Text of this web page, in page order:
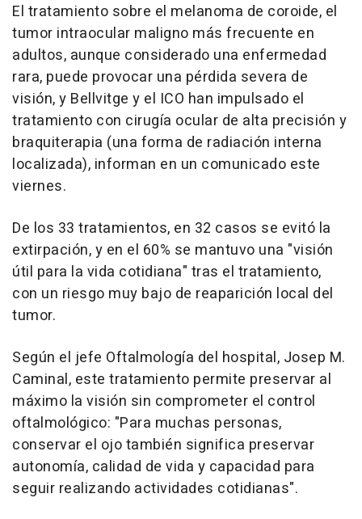
El tratamiento sobre el melanoma de coroide, el
tumor intraocular maligno más frecuente en
adultos, aunque considerado una enfermedad
rara, puede provocar una pérdida severa de
visión, y Bellvitge y el ICO han impulsado el
tratamiento con cirugía ocular de alta precisión y
braquiterapia (una forma de radiación interna
localizada), informan en un comunicado este
viernes.
De los 33 tratamientos, en 32 casos se evitó la
extirpación, y en el 60% se mantuvo una "visión
útil para la vida cotidiana" tras el tratamiento,
con un riesgo muy bajo de reaparición local del
tumor.
Según el jefe Oftalmología del hospital, Josep M.
Caminal, este tratamiento permite preservar al
máximo la visión sin comprometer el control
oftalmológico: "Para muchas personas,
conservar el ojo también significa preservar
autonomía, calidad de vida y capacidad para
seguir realizando actividades cotidianas".